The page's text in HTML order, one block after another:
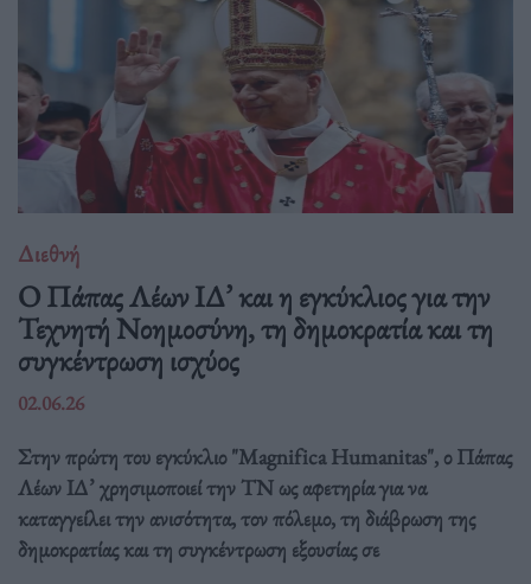
Διεθνή
Ο Πάπας Λέων ΙΔ’ και η εγκύκλιος για την
Τεχνητή Νοημοσύνη, τη δημοκρατία και τη
συγκέντρωση ισχύος
02.06.26
Στην πρώτη του εγκύκλιο "Magnifica Humanitas", ο Πάπας
Λέων ΙΔ’ χρησιμοποιεί την ΤΝ ως αφετηρία για να
καταγγείλει την ανισότητα, τον πόλεμο, τη διάβρωση της
δημοκρατίας και τη συγκέντρωση εξουσίας σε